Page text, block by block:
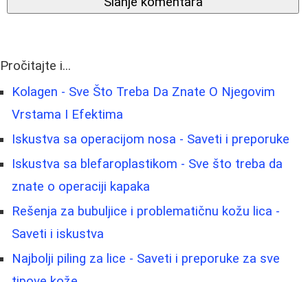
Pročitajte i...
Kolagen - Sve Što Treba Da Znate O Njegovim
Vrstama I Efektima
Iskustva sa operacijom nosa - Saveti i preporuke
Iskustva sa blefaroplastikom - Sve što treba da
znate o operaciji kapaka
Rešenja za bubuljice i problematičnu kožu lica -
Saveti i iskustva
Najbolji piling za lice - Saveti i preporuke za sve